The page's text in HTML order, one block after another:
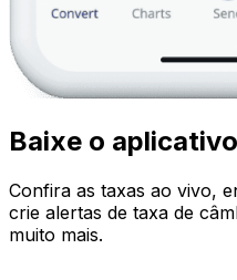
Baixe o
Confira as taxas ao vivo,
crie alertas de taxa de
muito mais.